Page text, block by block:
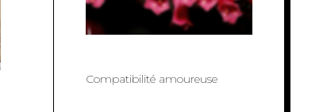
Compatibilité amoureuse